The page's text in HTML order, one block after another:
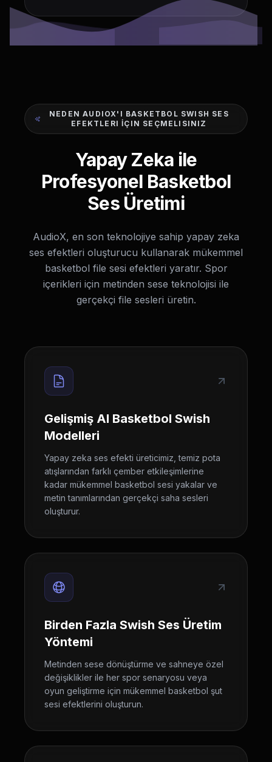
NEDEN AUDIOX'I BASKETBOL SWISH SES
EFEKTLERI İÇIN SEÇMELISINIZ
Yapay Zeka ile
Profesyonel Basketbol
Ses Üretimi
AudioX, en son teknolojiye sahip yapay zeka
ses efektleri oluşturucu kullanarak mükemmel
basketbol file sesi efektleri yaratır. Spor
içerikleri için metinden sese teknolojisi ile
gerçekçi file sesleri üretin.
Gelişmiş AI Basketbol Swish
Modelleri
Yapay zeka ses efekti üreticimiz, temiz pota
atışlarından farklı çember etkileşimlerine
kadar mükemmel basketbol sesi yakalar ve
metin tanımlarından gerçekçi saha sesleri
oluşturur.
Birden Fazla Swish Ses Üretim
Yöntemi
Metinden sese dönüştürme ve sahneye özel
değişiklikler ile her spor senaryosu veya
oyun geliştirme için mükemmel basketbol şut
sesi efektlerini oluşturun.